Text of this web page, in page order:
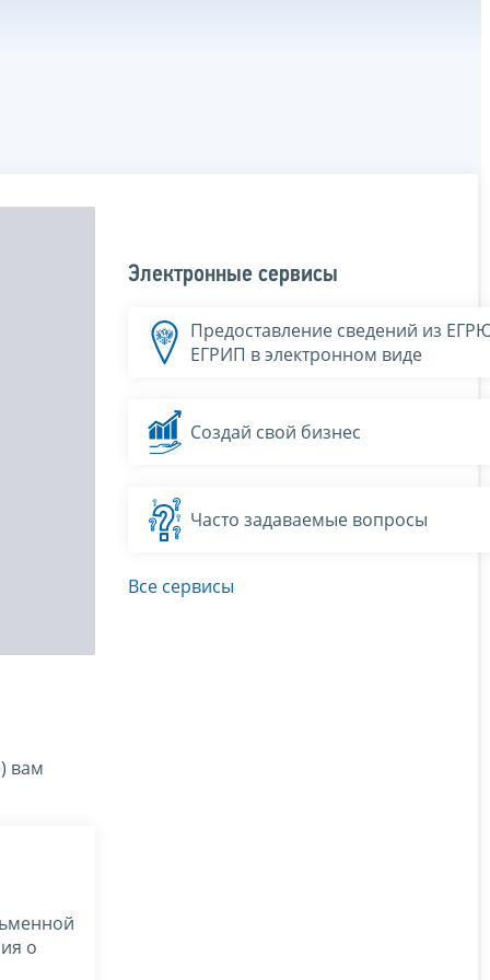
вам
о
Электронные сервисы
Предоставление сведений из
ЕГРИП в электронном виде
Создай свой бизнес
Часто задаваемые вопросы
Все сервисы